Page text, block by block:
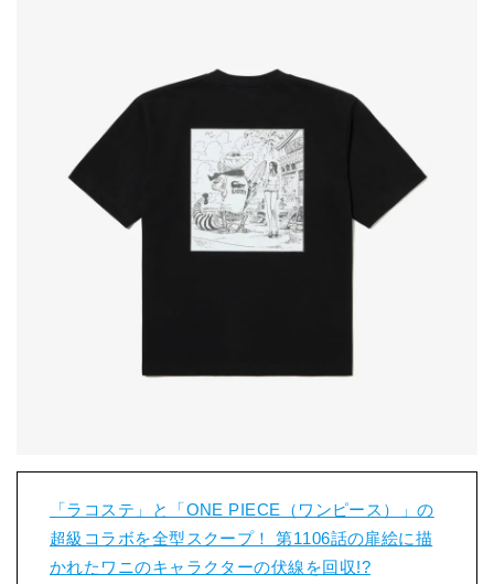
「ラコステ」と「ONE PIECE（ワンピース）」の
超級コラボを全型スクープ！ 第1106話の扉絵に描
かれたワニのキャラクターの伏線を回収!?